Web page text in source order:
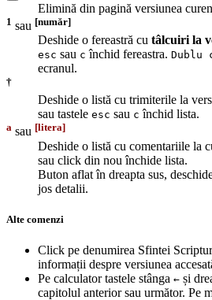
Elimină din pagină versiunea
1 sau [număr]
Deshide o fereastră cu tâlcuiri la
esc sau c închid fereastra. Dublu
ecranul.
†
Deshide o listă cu trimiterile la
sau tastele esc sau c închid lista.
a sau [litera]
Deshide o listă cu comentariile la
sau click din nou închide lista.
Buton aflat în dreapta sus,
jos detalii.
Alte comenzi
Click pe denumirea Sfintei
informații despre versiunea
Pe calculator tastele stânga ← și
capitolul anterior sau următor. Pe